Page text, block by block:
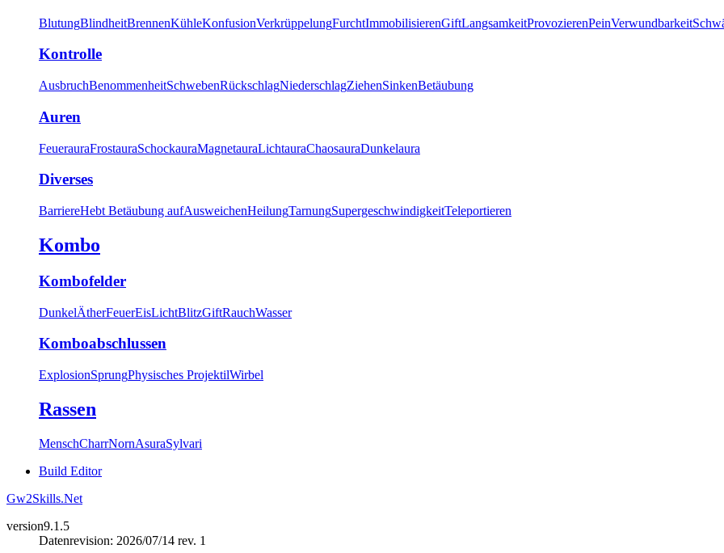
BlutungBlindheitBrennenKühleKonfusionVerkrüppelungFurchtImmobilisierenGiftLangsamkeitProvozierenPeinVerwundbarkeit
Kontrolle
AusbruchBenommenheitSchwebenRückschlagNiederschlagZiehenSinkenBetäubung
Auren
FeuerauraFrostauraSchockauraMagnetauraLichtauraChaosauraDunkelaura
Diverses
BarriereHebt Betäubung aufAusweichenHeilungTarnungSupergeschwindigkeitTeleportieren
Kombo
Kombofelder
DunkelÄtherFeuerEisLichtBlitzGiftRauchWasser
Komboabschlussen
ExplosionSprungPhysisches ProjektilWirbel
Rassen
MenschCharrNornAsuraSylvari
Build Editor
Gw2Skills.Net
version9.1.5
Datenrevision: 2026/07/14 rev. 1